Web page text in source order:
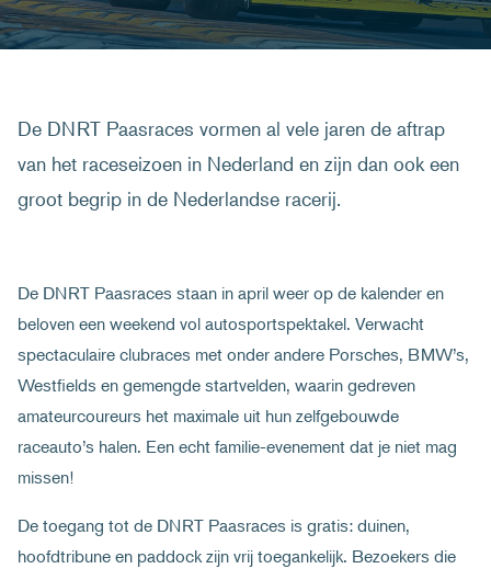
De DNRT Paasraces vormen al vele jaren de aftrap
van het raceseizoen in Nederland en zijn dan ook een
groot begrip in de Nederlandse racerij.
De DNRT Paasraces staan in april weer op de kalender en
beloven een weekend vol autosportspektakel. Verwacht
spectaculaire clubraces met onder andere Porsches, BMW’s,
Westfields en gemengde startvelden, waarin gedreven
amateurcoureurs het maximale uit hun zelfgebouwde
raceauto’s halen. Een echt familie-evenement dat je niet mag
missen!
De toegang tot de DNRT Paasraces is gratis: duinen,
hoofdtribune en paddock zijn vrij toegankelijk. Bezoekers die